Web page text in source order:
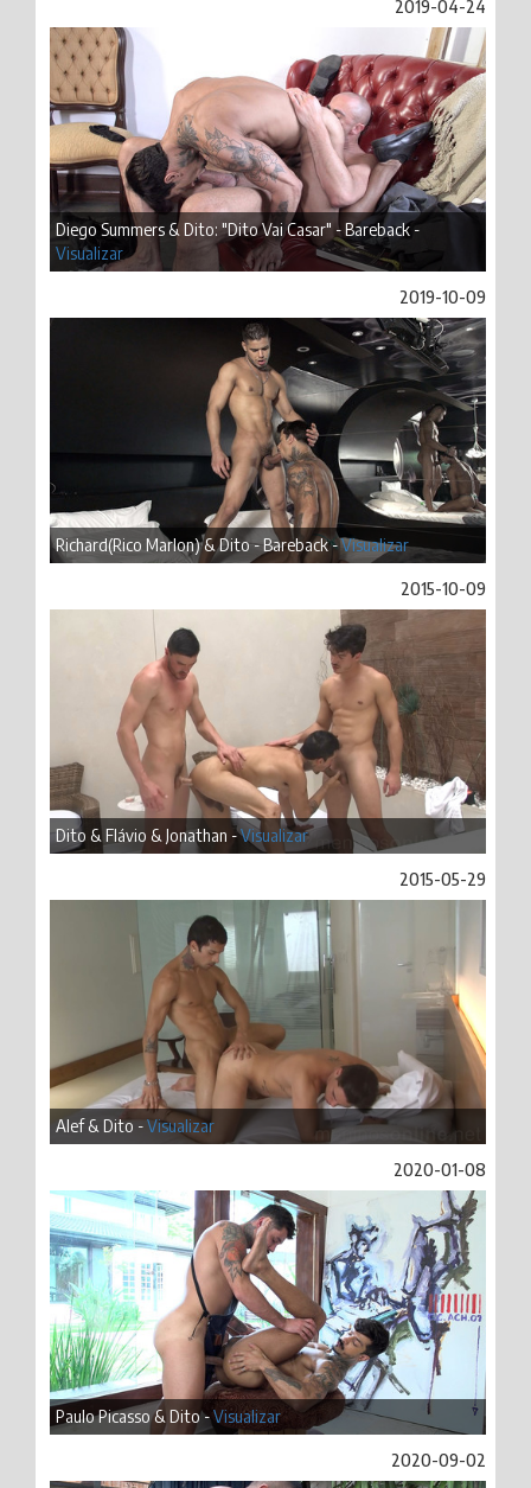
2019-04-24
Diego Summers & Dito: "Dito Vai Casar" - Bareback -
Visualizar
2019-10-09
Richard(Rico Marlon) & Dito - Bareback -Visualizar
2015-10-09
Dito & Flávio & Jonathan -Visualizar
2015-05-29
Alef & Dito -Visualizar
2020-01-08
Paulo Picasso & Dito -Visualizar
2020-09-02